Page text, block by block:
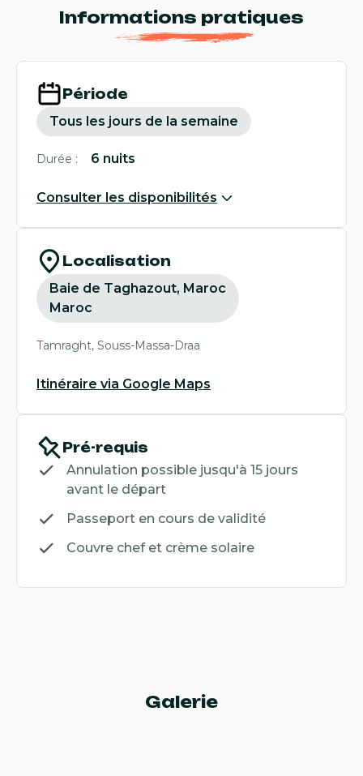
Informations pratiques
Période
Tous les jours de la semaine
Durée : 6 nuits
Consulter les disponibilités
Localisation
Baie de Taghazout, Maroc
Maroc
Tamraght, Souss-Massa-Draa
Itinéraire via Google Maps
Pré-requis
Annulation possible jusqu'à 15 jours
avant le départ
Passeport en cours de validité
Couvre chef et crème solaire
Galerie